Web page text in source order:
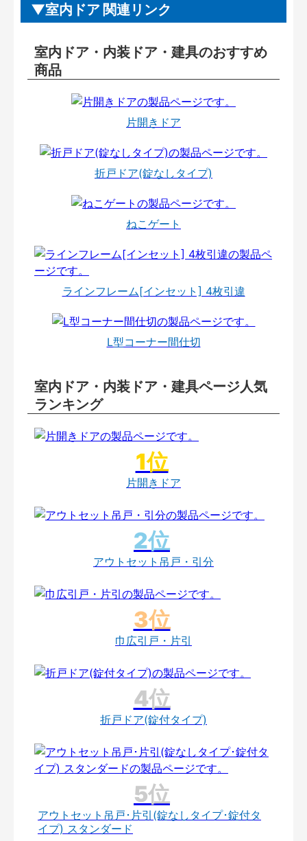
室内ドア 関連リンク
室内ドア・内装ドア・建具のおすすめ
商品
片開きドア
折戸ドア(錠なしタイプ)
ねこゲート
ラインフレーム[インセット] 4枚引違
L型コーナー間仕切
室内ドア・内装ドア・建具ページ人気
ランキング
片開きドア
アウトセット吊戸・引分
巾広引戸・片引
折戸ドア(錠付タイプ)
アウトセット吊戸･片引(錠なしタイプ･錠付タ
イプ) スタンダード